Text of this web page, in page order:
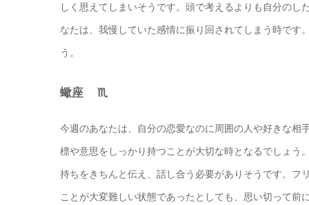
しく思えてしまいそうです。頭で考えるよりも自分の
なたは、我慢していた感情に振り回されてしまう時で
う。
蠍座 ♏️
今週のあなたは、自分の恋愛なのに周囲の人や好きな相
標や意思をしっかり持つことが大切な時となるでしょう
持ちをきちんと伝え、話し合う必要がありそうです。フ
ことが大変難しい状態であったとしても、思い切って前